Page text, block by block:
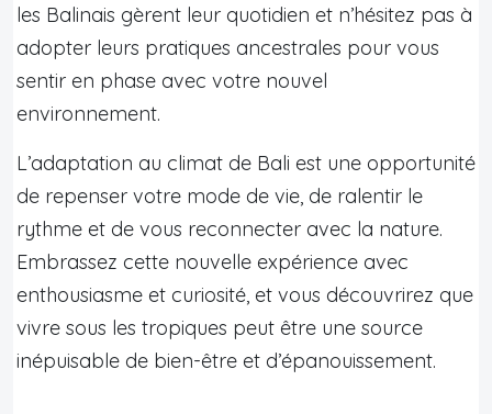
les Balinais gèrent leur quotidien et n’hésitez pas à
adopter leurs pratiques ancestrales pour vous
sentir en phase avec votre nouvel
environnement.
L’adaptation au climat de Bali est une opportunité
de repenser votre mode de vie, de ralentir le
rythme et de vous reconnecter avec la nature.
Embrassez cette nouvelle expérience avec
enthousiasme et curiosité, et vous découvrirez que
vivre sous les tropiques peut être une source
inépuisable de bien-être et d’épanouissement.